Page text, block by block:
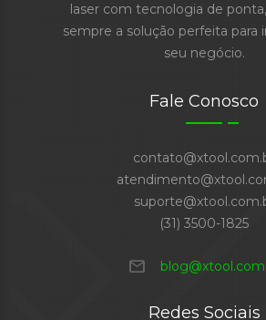
laser com tecnologia de
sempre a solução perfeita para
seu negócio.
Fale Conosco
(31) 3500-1825
mail
Redes Sociais